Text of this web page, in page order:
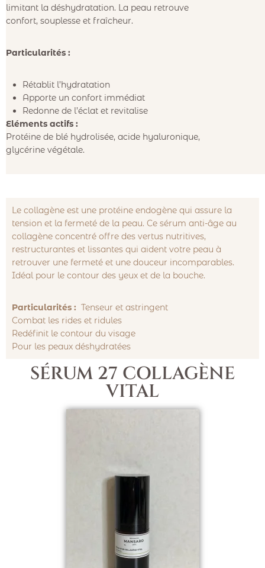
limitant la déshydratation. La peau retrouve
confort, souplesse et fraîcheur.
Particularités :
Rétablit l’hydratation
Apporte un confort immédiat
Redonne de l’éclat et revitalise
Eléments actifs :
Protéine de blé hydrolisée, acide hyaluronique,
glycérine végétale.
Le collagène est une protéine endogène qui assure la
tension et la fermeté de la peau. Ce sérum anti-âge au
collagène concentré offre des vertus nutritives,
restructurantes et lissantes qui aident votre peau à
retrouver une fermeté et une douceur incomparables.
Idéal pour le contour des yeux et de la bouche.
Particularités : Tenseur et astringent
Combat les rides et ridules
Redéfinit le contour du visage
Pour les peaux déshydratées
SÉRUM 27 COLLAGÈNE
VITAL